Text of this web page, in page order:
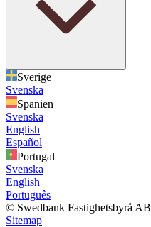
Sverige
Svenska
Spanien
Svenska
English
Español
Portugal
Svenska
English
Português
© Swedbank Fastighetsbyrå AB
Sitemap